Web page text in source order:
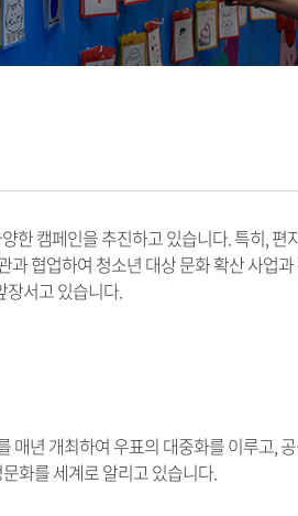
캠페인을 추진하고 있습니다. 특히,
협업하여 청소년 대상 문화 확산 사업
장서고 있습니다.
년 개최하여 우표의 대중화를 이루고,
화를 세계로 알리고 있습니다.